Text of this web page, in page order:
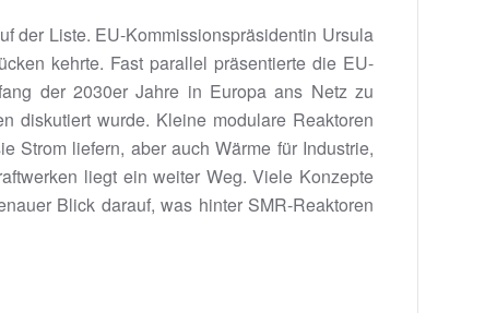
der Liste. EU-Kommissionspräsidentin Ursula
kehrte. Fast parallel präsentierte die EU-
der 2030er Jahre in Europa ans Netz zu
diskutiert wurde. Kleine modulare Reaktoren
Strom liefern, aber auch Wärme für Industrie,
liegt ein weiter Weg. Viele Konzepte
Blick darauf, was hinter SMR-Reaktoren